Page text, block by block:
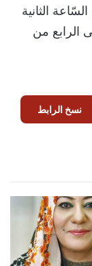
الثانية
الرابع من
نسخ الرابط